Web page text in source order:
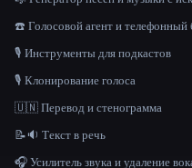
☎️ Голосовой агент и телефонный
🎙️ Инструменты для подкастов
🎙️ Клонирование голоса
🇺🇳 Перевод и стенограмма
📝🔉 Текст в речь
🎧 Усилитель звука и удаление